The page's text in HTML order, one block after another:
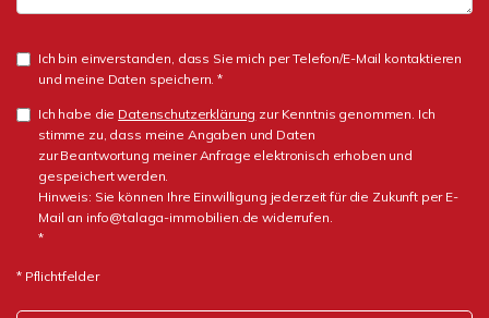
Ich bin einverstanden, dass Sie mich per Telefon/E-Mail kontaktieren
und meine Daten speichern. *
Ich habe die Datenschutzerklärung zur Kenntnis genommen. Ich
stimme zu, dass meine Angaben und Daten
zur Beantwortung meiner Anfrage elektronisch erhoben und
gespeichert werden.
Hinweis: Sie können Ihre Einwilligung jederzeit für die Zukunft per E-
Mail an info@talaga-immobilien.de widerrufen.
*
* Pflichtfelder